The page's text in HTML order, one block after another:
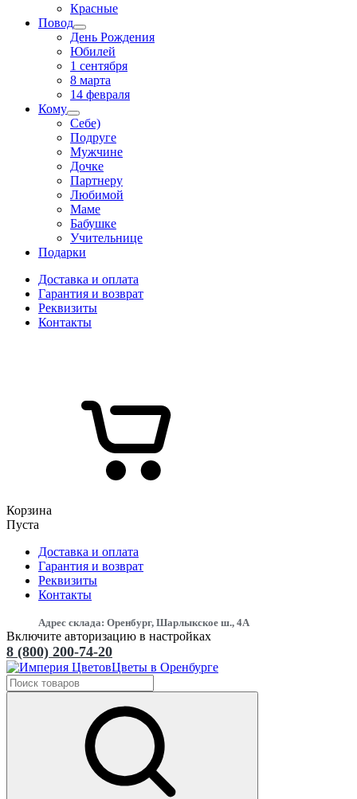
Красные
Повод
День Рождения
Юбилей
1 сентября
8 марта
14 февраля
Кому
Себе)
Подруге
Мужчине
Дочке
Партнеру
Любимой
Маме
Бабушке
Учительнице
Подарки
Доставка и оплата
Гарантия и возврат
Реквизиты
Контакты
Корзина
Пуста
Доставка и оплата
Гарантия и возврат
Реквизиты
Контакты
Адрес склада: Оренбург, Шарлыкское ш., 4А
Включите авторизацию в настройках
8 (800) 200-74-20
Цветы в Оренбурге